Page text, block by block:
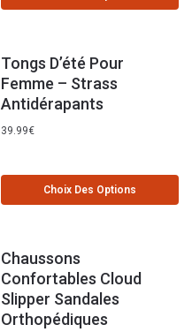
Tongs D’été Pour
Femme – Strass
Antidérapants
39.99€
Choix Des Options
Chaussons
Confortables Cloud
Slipper Sandales
Orthopédiques